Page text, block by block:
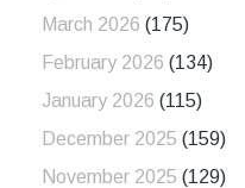
March 2026 (175)
February 2026 (134)
January 2026 (115)
December 2025 (159)
November 2025 (129)